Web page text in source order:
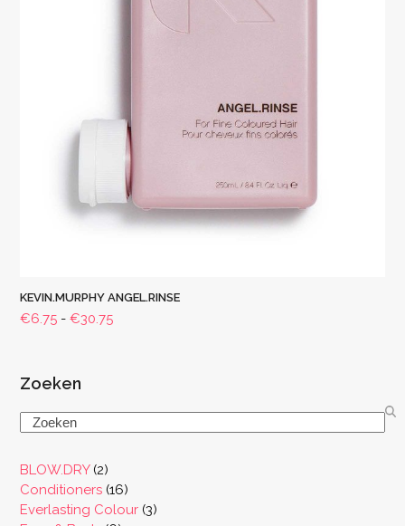
KEVIN.MURPHY ANGEL.RINSE
€6.75 - €30.75Prijsklasse:
Zoeken
Search
BLOW.DRY 22
producten
Conditioners 1616
producten
Everlasting Colour 33